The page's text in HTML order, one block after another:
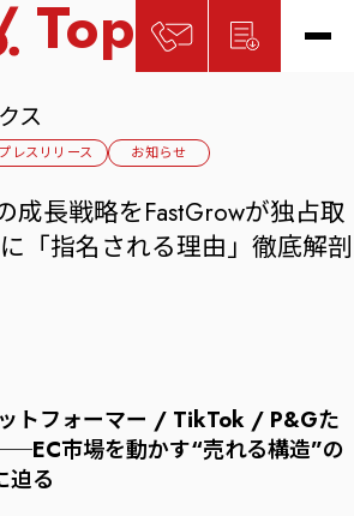
ス
プレスリリース お知らせ
成長戦略をFastGrowが独占取
「指名される理由」徹底解剖
トフォーマー / TikTok / P&Gた
市場を動かす“売れる構造”の
迫る